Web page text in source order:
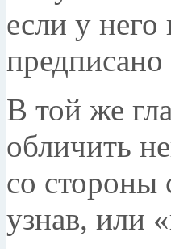
если у
предписано
В той же
обличить
со стороны
узнав, или